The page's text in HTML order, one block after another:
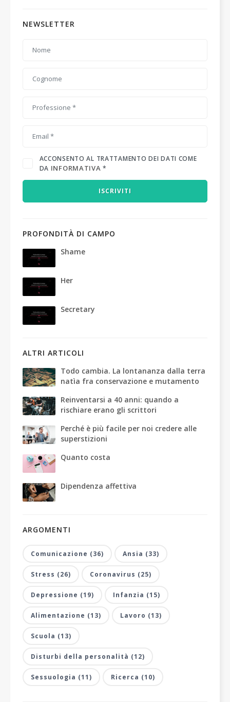
NEWSLETTER
ACCONSENTO AL TRATTAMENTO DEI DATI COME
DA INFORMATIVA *
ISCRIVITI
PROFONDITÀ DI CAMPO
Shame
Her
Secretary
ALTRI ARTICOLI
Todo cambia. La lontananza dalla terra
natìa fra conservazione e mutamento
Reinventarsi a 40 anni: quando a
rischiare erano gli scrittori
Perché è più facile per noi credere alle
superstizioni
Quanto costa
Dipendenza affettiva
ARGOMENTI
Comunicazione (36) Ansia (33)
Stress (26) Coronavirus (25)
Depressione (19) Infanzia (15)
Alimentazione (13) Lavoro (13)
Scuola (13)
Disturbi della personalità (12)
Sessuologia (11) Ricerca (10)